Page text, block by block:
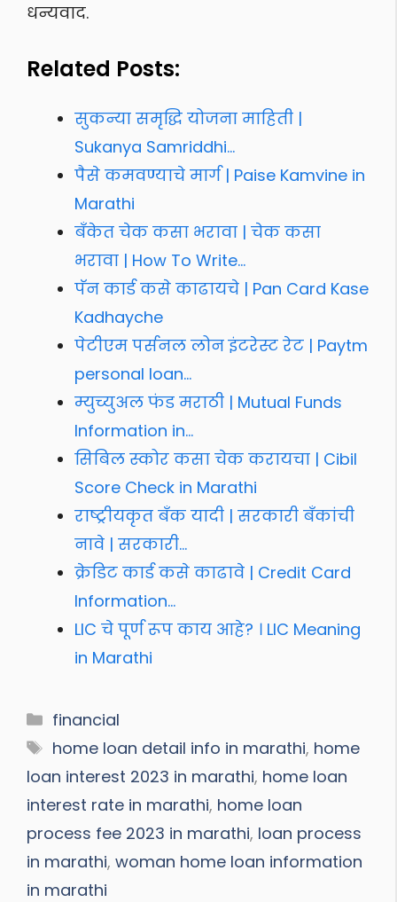
धन्यवाद.
Related Posts:
सुकन्या समृद्धि योजना माहिती |
Sukanya Samriddhi…
पैसे कमवण्याचे मार्ग | Paise Kamvine in
Marathi
बँकेत चेक कसा भरावा | चेक कसा
भरावा | How To Write…
पॅन कार्ड कसे काढायचे | Pan Card Kase
Kadhayche
पेटीएम पर्सनल लोन इंटरेस्ट रेट | Paytm
personal loan…
म्युच्युअल फंड मराठी | Mutual Funds
Information in…
सिबिल स्कोर कसा चेक करायचा | Cibil
Score Check in Marathi
राष्ट्रीयकृत बँक यादी | सरकारी बँकांची
नावे | सरकारी…
क्रेडिट कार्ड कसे काढावे | Credit Card
Information…
LIC चे पूर्ण रूप काय आहे? । LIC Meaning
in Marathi
Categories
financial
Tags
home loan detail info in marathi, home
loan interest 2023 in marathi, home loan
interest rate in marathi, home loan
process fee 2023 in marathi, loan process
in marathi, woman home loan information
in marathi